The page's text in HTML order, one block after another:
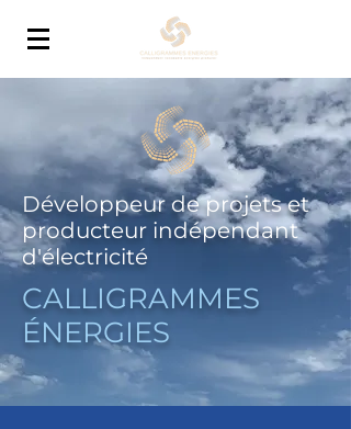
Développeur de projets et
producteur indépendant
d'électricité
CALLIGRAMMES
ÉNERGIES